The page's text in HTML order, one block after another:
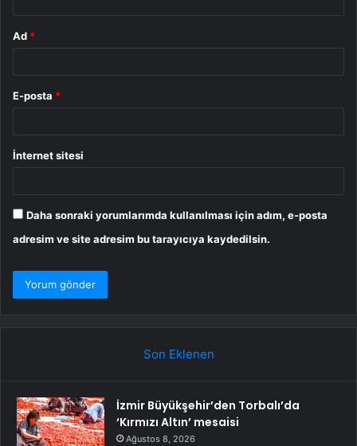
Ad *
E-posta *
İnternet sitesi
Daha sonraki yorumlarımda kullanılması için adım, e-posta
adresim ve site adresim bu tarayıcıya kaydedilsin.
Son Eklenen
İzmir Büyükşehir’den Torbalı’da
‘Kırmızı Altın’ mesaisi
Ağustos 8, 2026